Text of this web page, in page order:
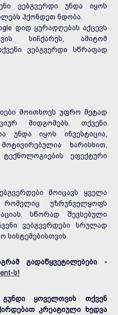
ვებგვერდი უნდა იყოს
ჰქონდეთ ნდობა.
დიდ ყურადღებას აქცევს
სიჩქარეს, ამიტომ
ვებგვერდი სწრაფად
მოითხოვს უფრო მეტად
მიდგომებს. თქვენი
უნდა იყოს ინვესტიცია,
ხარისხით,
ეფექტური
მოიცავს ყველა
რომელიც უზრუნველყოფს
სწორად შევსებული
ვებგვერდები სრულად
სისტემებისთვის.
გადაწყვეტილებები -
ს!
გუნდი ყოველთვის თქვენ
კრეატიული ხედვა